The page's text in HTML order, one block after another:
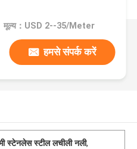
मूल्य：USD 2--35/Meter
हमसे संपर्क करें
स्टेनलेस स्टील लचीली नली,